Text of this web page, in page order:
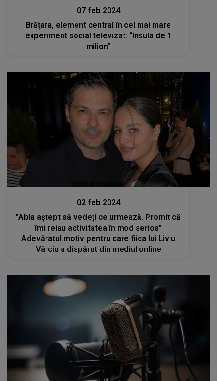
07 feb 2024
Brăţara, element central în cel mai mare
experiment social televizat: “Insula de 1
milion”
Stiri mondene
02 feb 2024
”Abia aștept să vedeți ce urmează. Promit că
îmi reiau activitatea în mod serios”
Adevăratul motiv pentru care fiica lui Liviu
Vârciu a dispărut din mediul online